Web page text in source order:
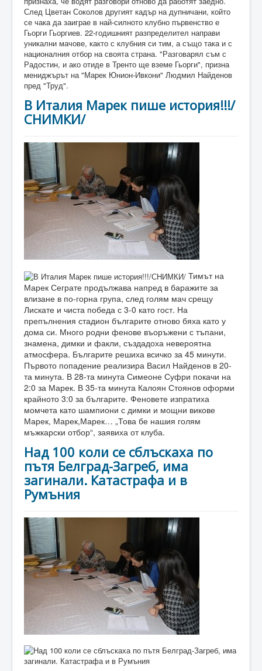
След Цветан Соколов другият кадър на дупничани, който
се чака да заиграе в най-силното клубно първенство е
Гьорги Гьоргиев. 22-годишният разпределител направи
уникални мачове, както с клубния си тим, а също така и с
националния отбор на своята страна. "Разговарял съм с
Радостин, и ако отиде в Тренто ще вземе Гьорги", призна
мениджърът на "Марек Юнион-Ивкони" Людмил Найденов
пред "Труд".
В Италия Марек пише история!!!/
СНИМКИ/
Тимът на
Марек Сеграте продължава напред в баражите за
влизане в по-горна група, след голям мач срещу
Лискате и чиста победа с 3-0 като гост. На
препълнения стадион българите отново бяха като у
дома си. Много родни фенове въоръжени с тъпани,
знамена, димки и факли, създадоха невероятна
атмосфера. Българите решиха всичко за 45 минути.
Първото попадение реализира Васил Найденов в 20-
та минута. В 28-та минута Симеоне Суфри покачи на
2:0 за Марек. В 35-та минута Калоян Стоянов оформи
крайното 3:0 за българите. Феновете изпратиха
момчета като шампиони с димки и мощни викове
Марек, Марек,Марек… „Това бе нашия голям
мъжкарски отбор“, заявиха от клуба.
Над 100 коли се сблъскаха по
пътя Белград-Загреб, има
загинали. Катастрафа и в
Румъния